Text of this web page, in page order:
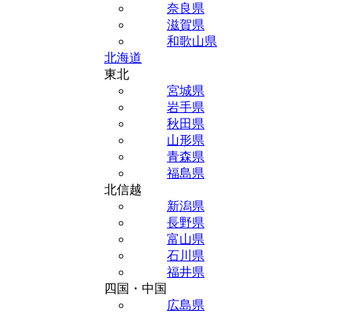
奈良県
滋賀県
和歌山県
北海道
東北
宮城県
岩手県
秋田県
山形県
青森県
福島県
北信越
新潟県
長野県
富山県
石川県
福井県
四国・中国
広島県